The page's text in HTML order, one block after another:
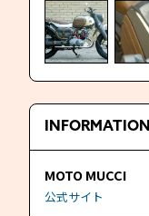
INFORMATION
MOTO MUCCI
公式サイト